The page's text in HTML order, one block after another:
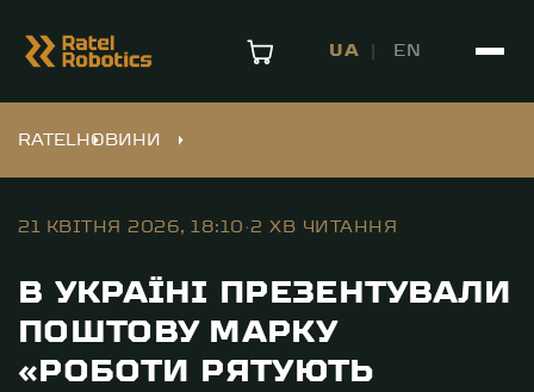
UA EN
RATEL НОВИНИ
21 КВІТНЯ 2026, 18:10 · 2 ХВ ЧИТАННЯ
В УКРАЇНІ ПРЕЗЕНТУВАЛИ
ПОШТОВУ МАРКУ
«РОБОТИ РЯТУЮТЬ